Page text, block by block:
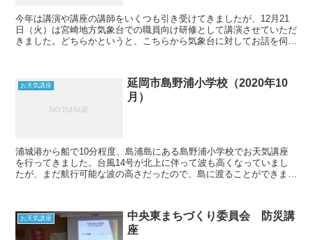
今年は講演や講座の講師をいくつも引き受けてきましたが、12月21
日（火）は宮崎地方気象台での職員向け研修として講演させていただ
きました。どちらかというと、こちらから気象台に対してお話を伺う
お天気講座
延岡市島野浦小学校（2020年10
月）
浦城港から船で10分程度、島浦島にある島野浦小学校でお天気講座
を行ってきました。台風14号が北上に伴って波も高くなっていまし
たが、まだ航行可能な波の高さだったので、島に渡ることができまし
お天気講座
中央東まちづくり委員会 防災講
座